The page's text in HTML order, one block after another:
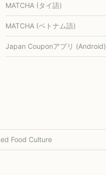
MATCHA (タイ語)
MATCHA (ベトナム語)
Japan Couponアプリ (Android)
Food Culture